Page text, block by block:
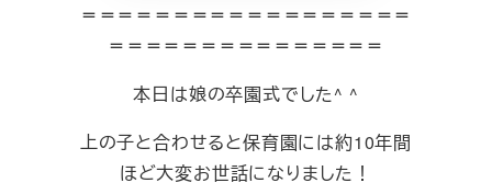
＝＝＝＝＝＝＝＝＝＝＝＝＝＝＝＝＝＝
＝＝＝＝＝＝＝＝＝＝＝＝＝＝＝
本日は娘の卒園式でした^ ^
上の子と合わせると保育園には約10年間
ほど大変お世話になりました！